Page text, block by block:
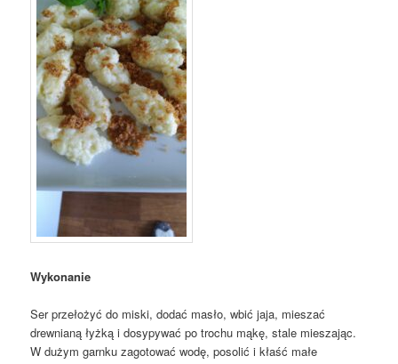
Wykonanie
Ser przełożyć do miski, dodać masło, wbić jaja, mieszać
drewnianą łyżką i dosypywać po trochu mąkę, stale mieszając.
W dużym garnku zagotować wodę, posolić i kłaść małe